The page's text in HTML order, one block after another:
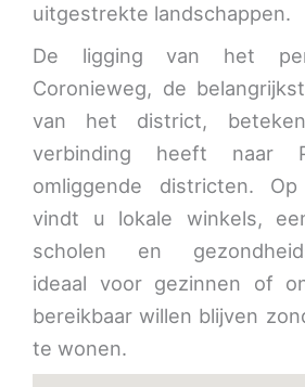
uitgestrekte landschappen.
De ligging van het
Coronieweg, de
van het district,
verbinding heeft naar
omliggende districten.
vindt u lokale winkels,
scholen en
ideaal voor gezinnen of
bereikbaar willen blijven
te wonen.